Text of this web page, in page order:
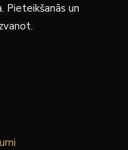
Pieteikšanās un